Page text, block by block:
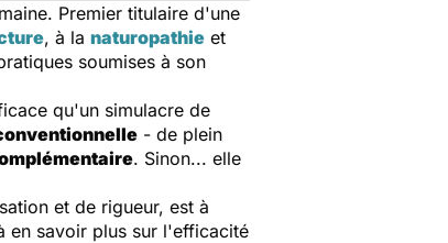
Premier titulaire d'une
, à la naturopathie et
soumises à son
qu'un simulacre de
- de plein
. Sinon... elle
et de rigueur, est à
en savoir plus sur l'efficacité